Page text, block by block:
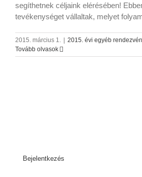
segíthetnek céljaink elérésében!
tevékenységet vállaltak, melyet
2015. március 1.
2015. évi egyéb
Tovább olvasok
Bejelentkezés